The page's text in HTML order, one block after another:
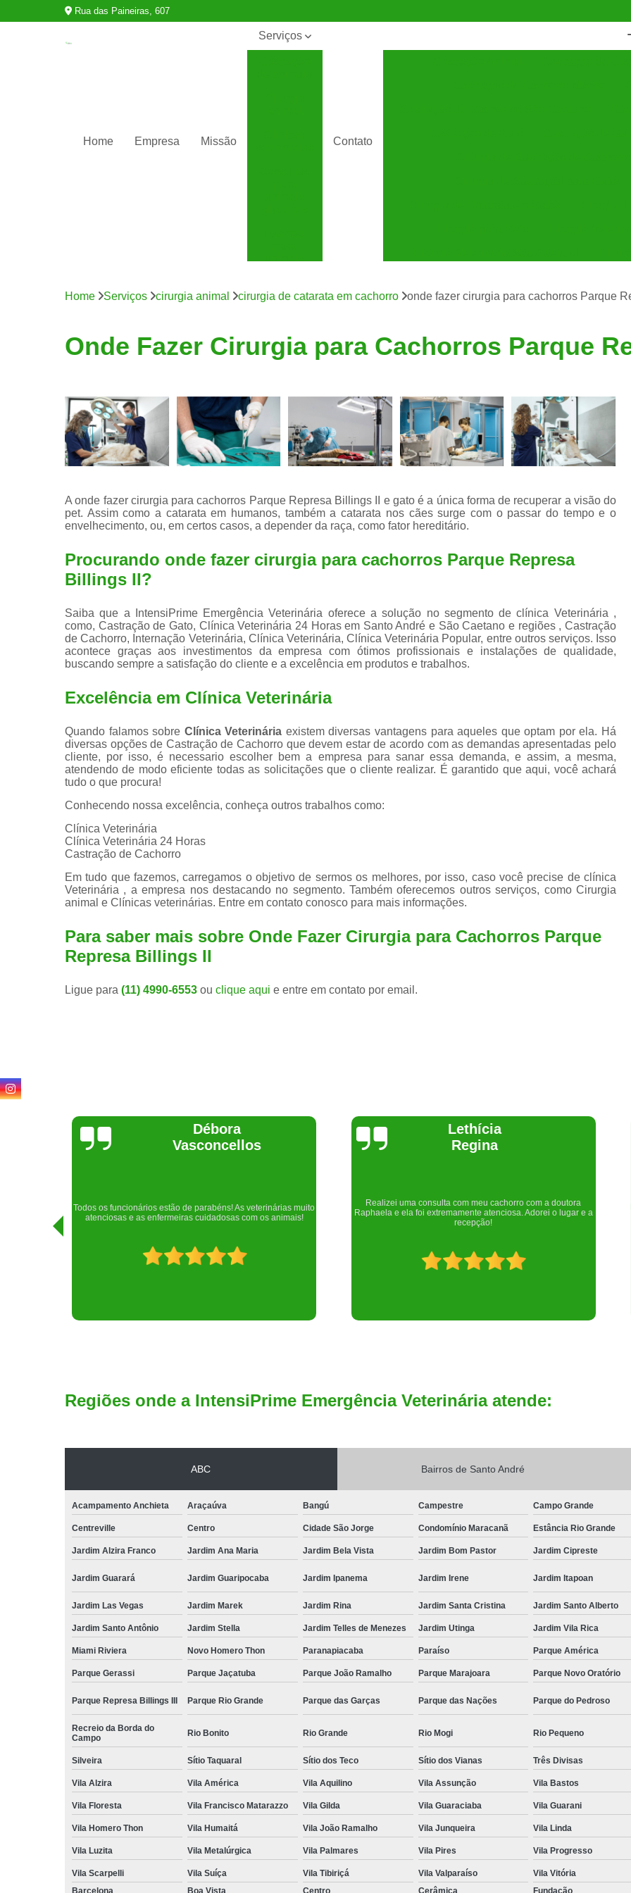
Rua das Paineiras, 607
Home Empresa Missão
Serviços
animais
para
tártaro
Contato
Clínica Veterinária Especializada em Cães
Clínica Veterinária Santo André
Consulta de
Consulta Médica
Consulta Médica Veterinária para
Consulta para
Consulta para Animais Silvestres São
Consulta para Silvestres
Exame de Endoscopia Veterinária
Exame de Raio X para Animais
Exame de Ultrassom para
Exame para Animais Santo André
Internação para Cães e
Internação Semi Intensiva Veterinária
Limpeza Tártaro Santo André
Limpeza
Home Serviços cirurgia animal cirurgia de catarata em cachorro onde fazer cirurgia para cachorros Parque
Onde Fazer Cirurgia para Cachorros Parque
A onde fazer cirurgia para cachorros Parque Represa Billings II e gato é a única forma de recuperar a visão do
pet. Assim como a catarata em humanos, também a catarata nos cães surge com o passar do tempo e o
envelhecimento, ou, em certos casos, a depender da raça, como fator hereditário.
Procurando onde fazer cirurgia para cachorros Parque Represa
Billings II?
Saiba que a IntensiPrime Emergência Veterinária oferece a solução no segmento de clínica Veterinária ,
como, Castração de Gato, Clínica Veterinária 24 Horas em Santo André e São Caetano e regiões , Castração
de Cachorro, Internação Veterinária, Clínica Veterinária, Clínica Veterinária Popular, entre outros serviços. Isso
acontece graças aos investimentos da empresa com ótimos profissionais e instalações de qualidade,
buscando sempre a satisfação do cliente e a excelência em produtos e trabalhos.
Excelência em Clínica Veterinária
Quando falamos sobre Clínica Veterinária existem diversas vantagens para aqueles que optam por ela. Há
diversas opções de Castração de Cachorro que devem estar de acordo com as demandas apresentadas pelo
cliente, por isso, é necessario escolher bem a empresa para sanar essa demanda, e assim, a mesma,
atendendo de modo eficiente todas as solicitações que o cliente realizar. É garantido que aqui, você achará
tudo o que procura!
Conhecendo nossa excelência, conheça outros trabalhos como:
Clínica Veterinária
Clínica Veterinária 24 Horas
Castração de Cachorro
Em tudo que fazemos, carregamos o objetivo de sermos os melhores, por isso, caso você precise de clínica
Veterinária , a empresa nos destacando no segmento. Também oferecemos outros serviços, como Cirurgia
animal e Clínicas veterinárias. Entre em contato conosco para mais informações.
Para saber mais sobre Onde Fazer Cirurgia para Cachorros Parque
Represa Billings II
Ligue para (11) 4990-6553 ou clique aqui e entre em contato por email.
Lethícia
Regina
Realizei uma consulta com meu cachorro com a doutora
Raphaela e ela foi extremamente atenciosa. Adorei o lugar e a
recepção!
Joelma Lilian
Um lugar maravilhoso. Sempre serei grata pelo que fizeram por
nós!
Regiões onde a IntensiPrime Emergência Veterinária atende:
ABC Bairros de Santo André
Acampamento Anchieta Araçaúva Bangú Campestre Campo Grande
Centreville Centro Cidade São Jorge Condomínio Maracanã Estância Rio Grande
Jardim Alzira Franco Jardim Ana Maria Jardim Bela Vista Jardim Bom Pastor Jardim Cipreste
Jardim Guarará Jardim Guaripocaba Jardim Ipanema Jardim Irene Jardim Itapoan
Jardim Las Vegas Jardim Marek Jardim Rina Jardim Santa Cristina Jardim Santo Alberto
Jardim Santo Antônio Jardim Stella Jardim Telles de Menezes Jardim Utinga Jardim Vila Rica
Miami Riviera Novo Homero Thon Paranapiacaba Paraíso Parque América
Parque Gerassi Parque Jaçatuba Parque João Ramalho Parque Marajoara Parque Novo Oratório
Parque Represa Billings III Parque Rio Grande Parque das Garças Parque das Nações Parque do Pedroso
Recreio da Borda do
Campo
Rio Bonito Rio Grande Rio Mogi Rio Pequeno
Silveira Sítio Taquaral Sítio dos Teco Sítio dos Vianas Três Divisas
Vila Alzira Vila América Vila Aquilino Vila Assunção Vila Bastos
Vila Floresta Vila Francisco Matarazzo Vila Gilda Vila Guaraciaba Vila Guarani
Vila Homero Thon Vila Humaitá Vila João Ramalho Vila Junqueira Vila Linda
Vila Luzita Vila Metalúrgica Vila Palmares Vila Pires Vila Progresso
Vila Scarpelli Vila Suíça Vila Tibiriçá Vila Valparaíso Vila Vitória
Barcelona
Boa Vista Centro Cerâmica Fundação